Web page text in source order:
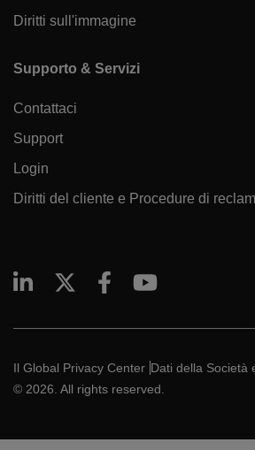
Diritti sull'immagine
Supporto & Servizi
Contattaci
Support
Login
Diritti del cliente e Procedure di
Il Global Privacy Center Dati della Società
© 2026. All rights reserved.